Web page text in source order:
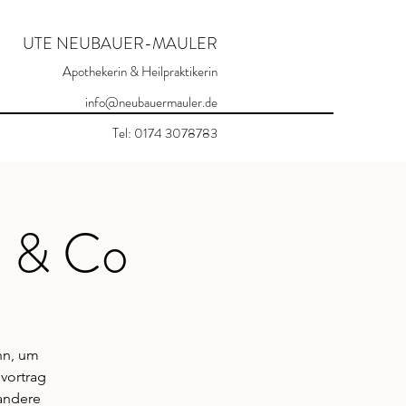
UTE NEUBAUER-MAULER
Apothekerin & Heilpraktikerin
info@neubauermauler.de
Tel: 0174 3078783
& Co
um